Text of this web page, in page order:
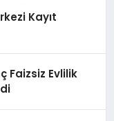
Kayıt
Faizsiz Evlilik